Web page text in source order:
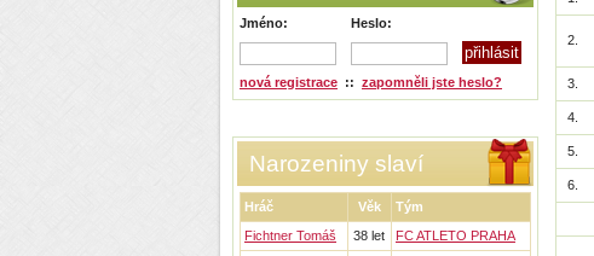
Jméno: Heslo:
nová registrace :: zapomněli jste heslo?
Narozeniny slaví
Hráč Věk
Tým
Fichtner Tomáš
38 let
FC ATLETO PRAHA
2.
3.
4.
5.
6.